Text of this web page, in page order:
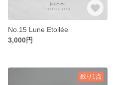
No.15 Lune Étoilée
3,000円
残り1点